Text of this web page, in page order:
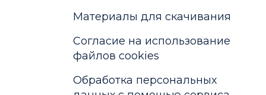
Материалы для скачивания
Cогласие на использование
файлов cookies
Обработка персональных